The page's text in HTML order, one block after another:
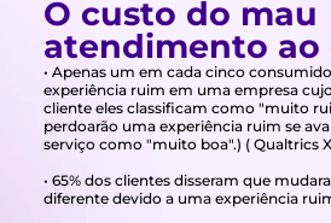
O custo do mau
atendimento ao
• Apenas um em cada cinco
experiência ruim em uma empresa
cliente eles classificam como "muito
perdoarão uma experiência ruim se
serviço como "muito boa".) ( Qualtrics
• 65% dos clientes disseram que
diferente devido a uma experiência